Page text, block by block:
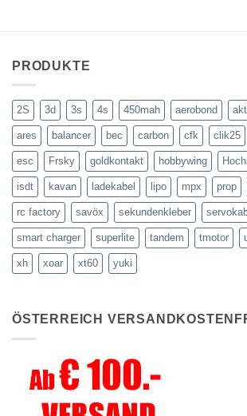
PRODUKTE
2S 3d 3s 4s 450mah aerobond
ares balancer bec carbon cfk clik25
esc Frsky goldkontakt hobbywing
isdt kavan ladekabel lipo mpx prop
rc factory savöx sekundenkleber
smart charger superlite tandem tmotor
xh xoar xt60 yuki
ÖSTERREICH